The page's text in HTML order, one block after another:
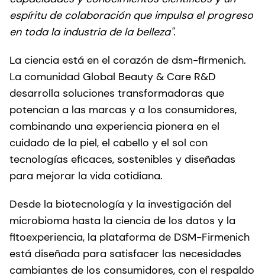
espíritu de colaboración que impulsa el progreso
en toda la industria de la belleza".
La ciencia está en el corazón de dsm-firmenich.
La comunidad Global Beauty & Care R&D
desarrolla soluciones transformadoras que
potencian a las marcas y a los consumidores,
combinando una experiencia pionera en el
cuidado de la piel, el cabello y el sol con
tecnologías eficaces, sostenibles y diseñadas
para mejorar la vida cotidiana.
Desde la biotecnología y la investigación del
microbioma hasta la ciencia de los datos y la
fitoexperiencia, la plataforma de DSM-Firmenich
está diseñada para satisfacer las necesidades
cambiantes de los consumidores, con el respaldo